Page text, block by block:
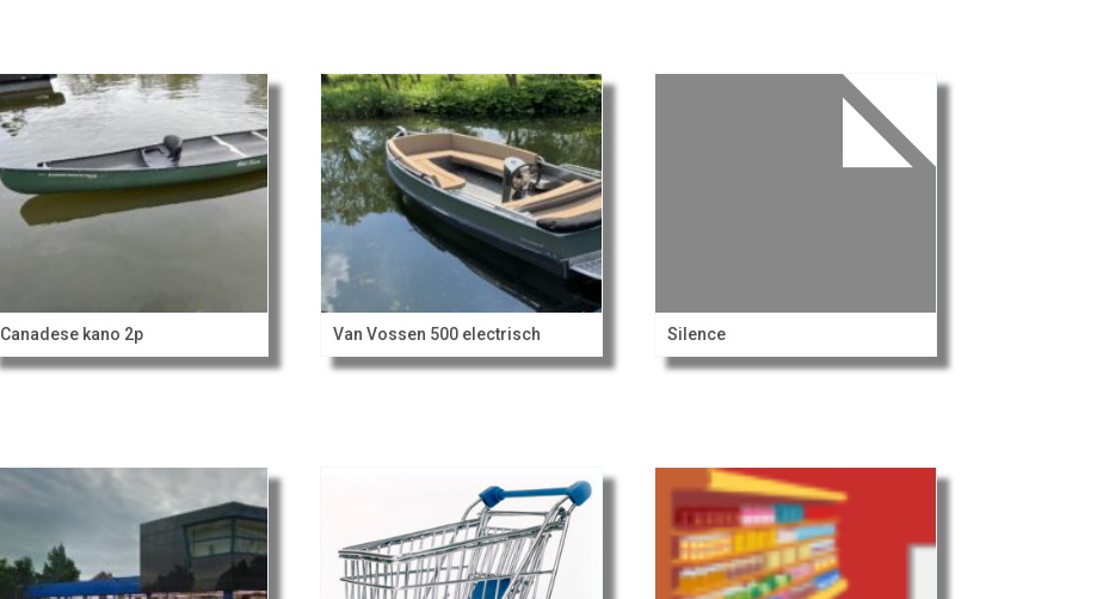
Canadese kano 2p Van Vossen 500 electrisch Silence